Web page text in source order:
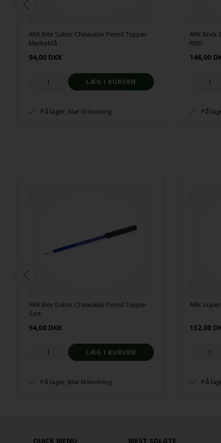
ARK Bite Saber Chewable Pencil Topper
Mørkeblå
94,00 DKK
På lager, klar til levering
ARK Brick
RØD
146,00
På
ARK Bite Saber Chewable Pencil Topper
Sort
94,00 DKK
På lager, klar til levering
ARK
132,00
På
QUICK MENU MEST SOLGTE